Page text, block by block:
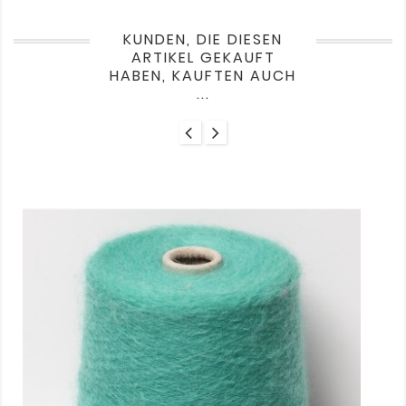
KUNDEN, DIE DIESEN
ARTIKEL GEKAUFT
HABEN, KAUFTEN AUCH
...